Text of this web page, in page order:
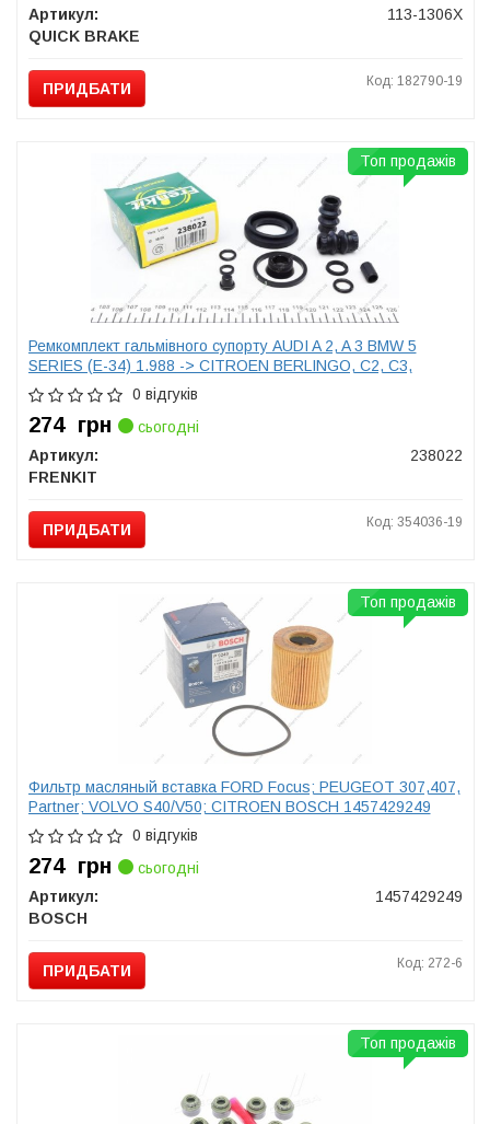
Артикул:
113-1306X
QUICK BRAKE
ПРИДБАТИ Код: 182790-19
Ремкомплект гальмівного супорту AUDI A 2, A 3 BMW 5
SERIES (E-34) 1.988 -> CITROEN BERLINGO, C2, C3,
0 відгуків
274 грн
сьогодні
Артикул:
238022
FRENKIT
ПРИДБАТИ Код: 354036-19
Топ продажів
Фильтр масляный вставка FORD Focus; PEUGEOT 307,407,
Partner; VOLVO S40/V50; CITROEN BOSCH 1457429249
0 відгуків
274 грн
сьогодні
Артикул:
1457429249
BOSCH
ПРИДБАТИ Код: 272-6
Топ продажів
Топ продажів